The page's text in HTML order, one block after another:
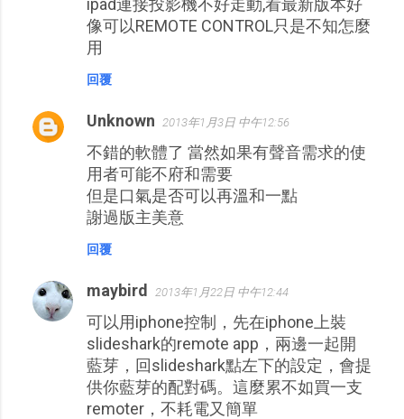
ipad連接投影機不好走動,看最新版本好
像可以REMOTE CONTROL只是不知怎麼
用
回覆
Unknown 2013年1月3日 中午12:56
不錯的軟體了 當然如果有聲音需求的使
用者可能不府和需要
但是口氣是否可以再溫和一點
謝過版主美意
回覆
maybird 2013年1月22日 中午12:44
可以用iphone控制，先在iphone上裝
slideshark的remote app，兩邊一起開
藍芽，回slideshark點左下的設定，會提
供你藍芽的配對碼。這麼累不如買一支
remoter，不耗電又簡單